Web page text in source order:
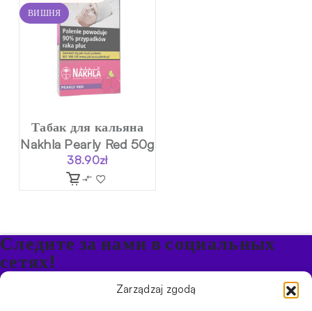
Zarządzaj zgodą
ВИШНЯ
Табак для кальяна
Nakhla Pearly Red 50g
38.90zł
Следите за нами в социальных
сетях!
Будьте в курсе акций и новостей в Кальяне